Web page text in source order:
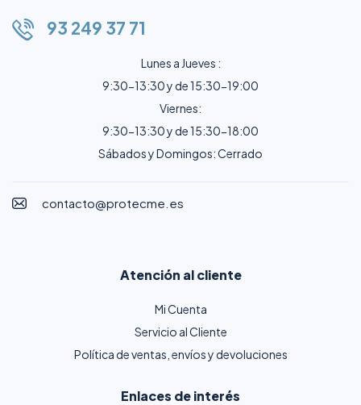
93 249 37 71
Lunes a Jueves :
9:30-13:30 y de 15:30-19:00
Viernes:
9:30-13:30 y de 15:30-18:00
Sábados y Domingos: Cerrado
contacto@protecme.es
Atención al cliente
Mi Cuenta
Servicio al Cliente
Política de ventas, envíos y devoluciones
Enlaces de interés